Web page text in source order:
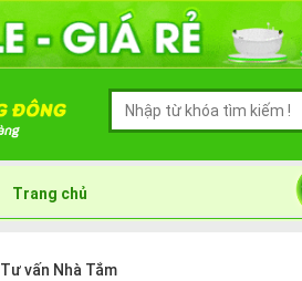
Trang chủ
Tư vấn Nhà Tắm